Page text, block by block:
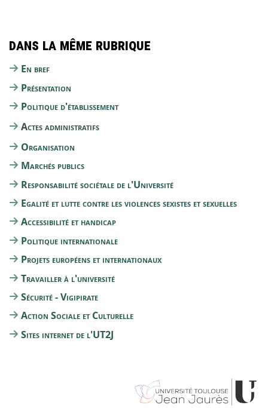
Dans la même rubrique
En bref
Présentation
Politique d'établissement
Actes administratifs
Organisation
Marchés publics
Responsabilité sociétale de l'Université
Egalité et lutte contre les violences sexistes et sexuelles
Accessibilité et handicap
Politique internationale
Projets européens et internationaux
Travailler à l'université
Sécurité - Vigipirate
Action Sociale et Culturelle
Sites internet de l'UT2J